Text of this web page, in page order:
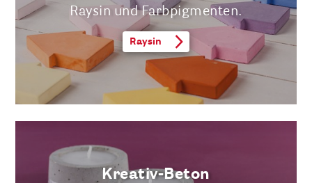
Raysin und Farbpigmenten.
Raysin
Kreativ-Beton